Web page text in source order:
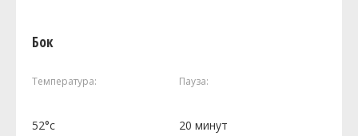
Бок
Температура: Пауза:
52°c 20 минут